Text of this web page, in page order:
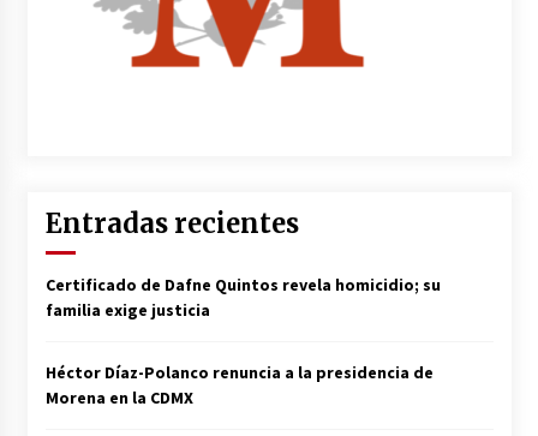
Entradas recientes
Certificado de Dafne Quintos revela homicidio; su
familia exige justicia
Héctor Díaz-Polanco renuncia a la presidencia de
Morena en la CDMX